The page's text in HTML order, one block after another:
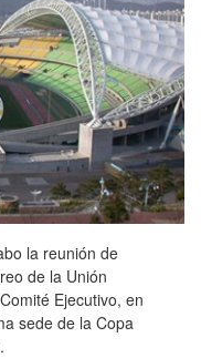
la reunión de
de la Unión
Ejecutivo, en
sede de la Copa